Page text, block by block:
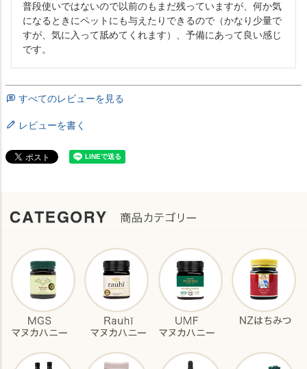
普段使いではないので以前のもまだ残っていますが、何か気
になるときにペットにも与えたりできるので（かなり少量で
すが、気に入って舐めてくれます）、予備にあって良い感じ
すべてのレビューを見る
レビューを書く